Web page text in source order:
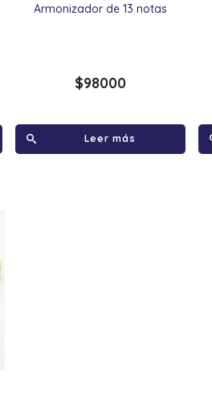
Armonizador de 13 notas
$98000
Leer más